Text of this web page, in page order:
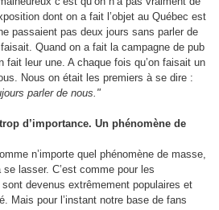
dont on a fait l’objet au Québec est
passaient pas deux jours sans parler de
Quand on a fait la campagne de pub
fait leur une. A chaque fois qu’on faisait un
Nous on était les premiers à se dire :
parler de nous."
d’importance. Un phénomène de
n’importe quel phénomène de masse,
lasser. C’est comme pour les
devenus extrêmement populaires et
Mais pour l’instant notre base de fans